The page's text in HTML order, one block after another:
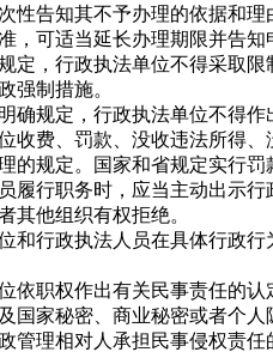
性告知其不予办理的依据和
，可适当延长办理期限并告
行政执法单位不得采取限
强制措施。
规定，行政执法单位不得作
、罚款、没收违法所得、
的规定。国家和省规定实行
职务时，应当主动出示行
其他组织有权拒绝。
政执法人员在具体行政行
权作出有关民事责任的认
国家秘密、商业秘密或者个人
理相对人承担民事侵权责任